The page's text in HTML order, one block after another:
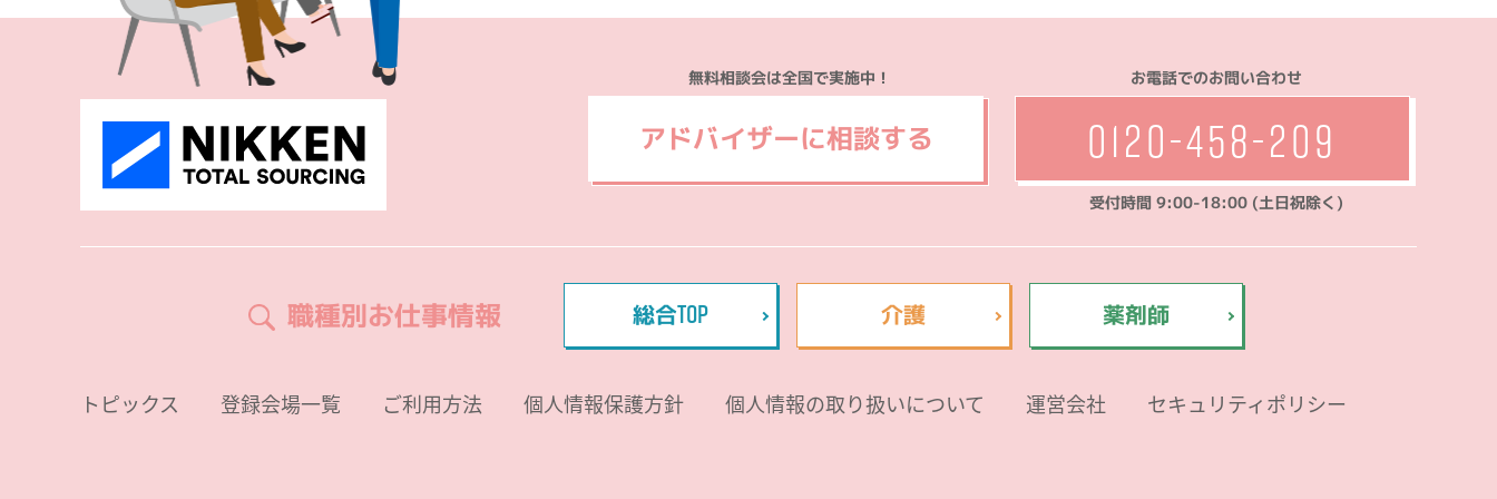
無料相談会は全国で実施中！
アドバイザーに相談する
お電話でのお問い合わせ
0120-458-209
受付時間 9:00-18:00 (土日祝除く)
職種別お仕事情報 総合TOP 介護 薬剤師
トピックス 登録会場一覧 ご利用方法 個人情報保護方針 個人情報の取り扱いについて 運営会社 セキュリティポリシー